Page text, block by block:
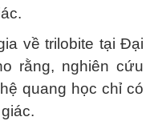
về trilobite tại Đại
rằng, nghiên cứu
quang học chỉ có